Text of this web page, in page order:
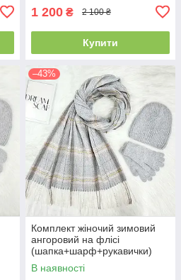
1 200 ₴ 2 100 ₴
Купити
–43%
Комплект жіночий зимовий
ангоровий на флісі
(шапка+шарф+рукавички)
ODYSSEY 55-58 см сірий
12822 - 8091 - 4210
В наявності